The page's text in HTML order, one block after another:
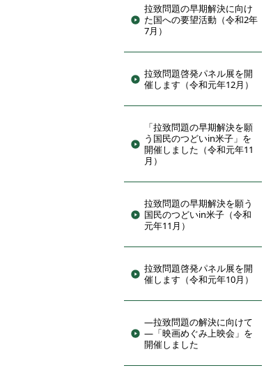
拉致問題の早期解決に向け
た国への要望活動（令和2年
7月）
拉致問題啓発パネル展を開
催します（令和元年12月）
「拉致問題の早期解決を願
う国民のつどいin米子」を
開催しました（令和元年11
月）
拉致問題の早期解決を願う
国民のつどいin米子（令和
元年11月）
拉致問題啓発パネル展を開
催します（令和元年10月）
―拉致問題の解決に向けて
―「映画めぐみ上映会」を
開催しました